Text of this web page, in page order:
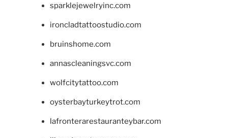
sparklejewelryinc.com
ironcladtattoostudio.com
bruinshome.com
annascleaningsvc.com
wolfcitytattoo.com
oysterbayturkeytrot.com
lafronterarestauranteybar.com